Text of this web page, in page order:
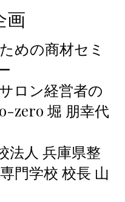
画
めの商材セミ
ロン経営者の
zero 堀 朋幸代
人 兵庫県整
門学校 校長 山